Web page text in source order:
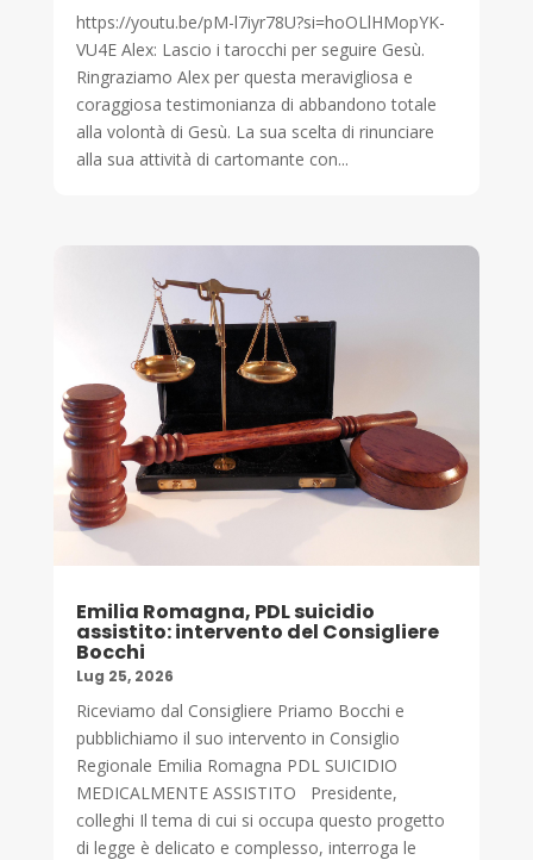
https://youtu.be/pM-l7iyr78U?si=hoOLlHMopYK-
VU4E Alex: Lascio i tarocchi per seguire Gesù.
Ringraziamo Alex per questa meravigliosa e
coraggiosa testimonianza di abbandono totale
alla volontà di Gesù. La sua scelta di rinunciare
alla sua attività di cartomante con...
Emilia Romagna, PDL suicidio
assistito: intervento del Consigliere
Bocchi
Lug 25, 2026
Riceviamo dal Consigliere Priamo Bocchi e
pubblichiamo il suo intervento in Consiglio
Regionale Emilia Romagna PDL SUICIDIO
MEDICALMENTE ASSISTITO Presidente,
colleghi Il tema di cui si occupa questo progetto
di legge è delicato e complesso, interroga le